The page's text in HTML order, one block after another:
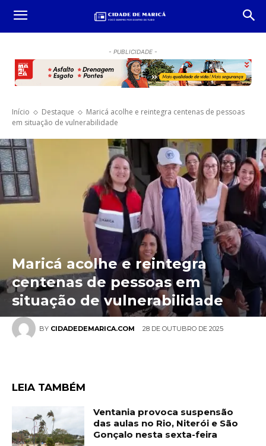
- PUBLICIDADE -
Início Destaque
Maricá acolhe e reintegra centenas de pessoas
em situação de vulnerabilidade
BY CIDADEDEMARICA.COM 28 DE OUTUBRO DE 2025
Maricá acolhe e reintegra
centenas de pessoas em
situação de vulnerabilidade
LEIA TAMBÉM
Ventania provoca suspensão
das aulas no Rio, Niterói e São
Gonçalo nesta sexta-feira